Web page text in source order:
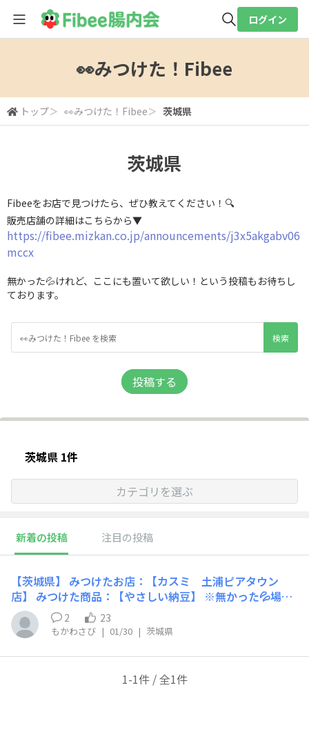
ログイン
👀みつけた！Fibee
トップ＞ 👀みつけた！Fibee＞ 茨城県
茨城県
Fibeeをお店で見つけたら、ぜひ教えてください！🔍
販売店舗の詳細はこちらから▼
https://fibee.mizkan.co.jp/announcements/j3x5akgabv06
mccx
無かった💦けれど、ここにも置いて欲しい！という投稿もお待ちし
ております。
投稿する
茨城県 1件
カテゴリを選ぶ
新着の投稿 注目の投稿
【茨城県】 みつけたお店：【カスミ 土浦ピアタウン
店】 みつけた商品：【やさしい納豆】 ※無かった💦場合
は、置いて欲しいお店や場所の名前を教えてくださ
い、、！
2 23
もかわさび | 01/30 | 茨城県
1-1件 / 全1件